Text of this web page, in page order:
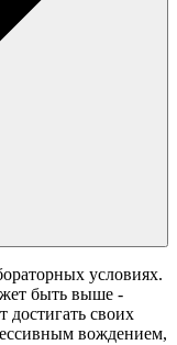
условиях.
быть выше -
достигать своих
вождением,